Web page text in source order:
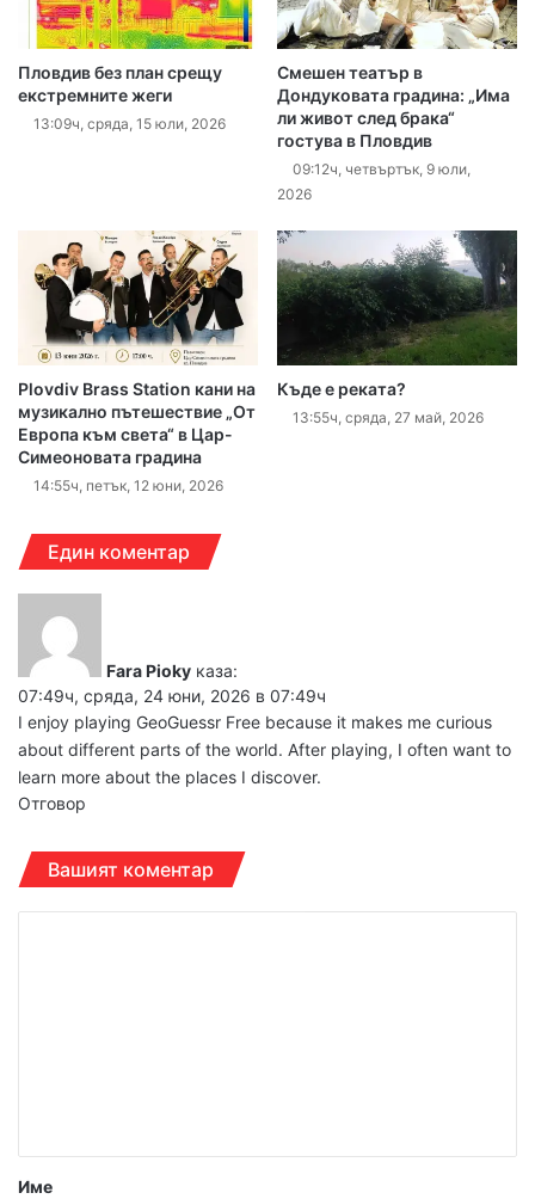
Пловдив без план срещу
екстремните жеги
13:09ч, сряда, 15 юли, 2026
Смешен театър в
Дондуковата градина: „Има
ли живот след брака“
гостува в Пловдив
09:12ч, четвъртък, 9 юли,
2026
Plovdiv Brass Station кани на
музикално пътешествие „От
Европа към света“ в Цар-
Симеоновата градина
14:55ч, петък, 12 юни, 2026
Къде е реката?
13:55ч, сряда, 27 май, 2026
Един коментар
Fara Pioky каза:
07:49ч, сряда, 24 юни, 2026 в 07:49ч
I enjoy playing GeoGuessr Free because it makes me curious
about different parts of the world. After playing, I often want to
learn more about the places I discover.
Отговор
Вашият коментар
р
Име